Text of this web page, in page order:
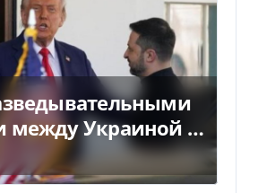
между Украиной и
вырос, —